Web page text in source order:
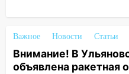
днем 6 августа:
10:16 Внимание! В
объявлена
Важное Новости Статьи
Внимание! В
объявлена ракетная